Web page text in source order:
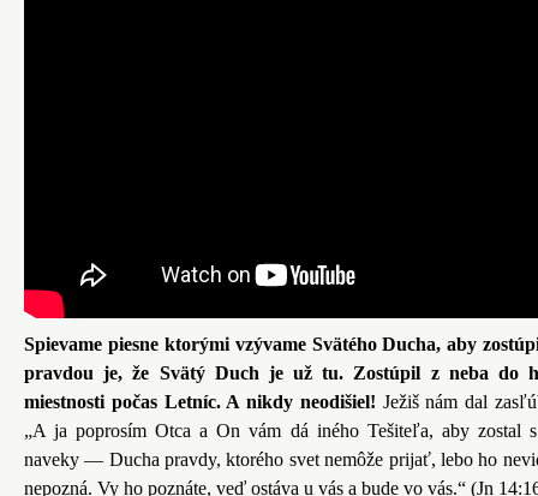
Spievame piesne ktorými vzývame Svätého Ducha, aby
pravdou je, že Svätý Duch je už tu. Zostúpil z neba do
miestnosti počas Letníc. A nikdy neodišiel! Ježiš nám dal
„A ja poprosím Otca a On vám dá iného Tešiteľa, aby zostal
naveky — Ducha pravdy, ktorého svet nemôže prijať, lebo ho
nepozná. Vy ho poznáte, veď ostáva u vás a bude vo vás.“ (Jn